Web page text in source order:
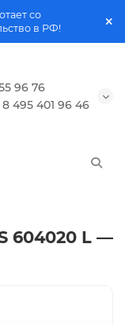
со
в РФ!
96 76
495 401 96 46
604020 L —